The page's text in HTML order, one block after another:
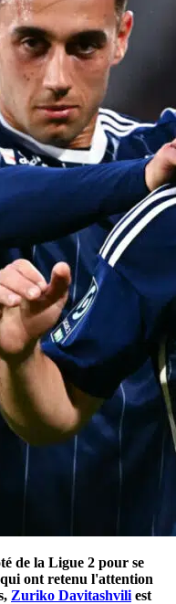
de la Ligue 2 pour se
ont retenu l'attention
Zuriko Davitashvili est